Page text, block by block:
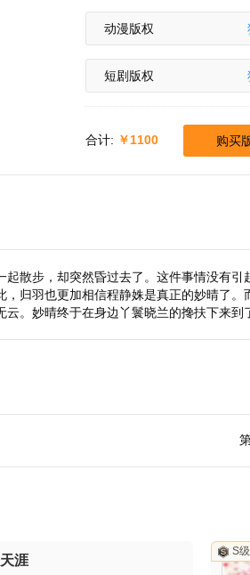
动漫版权
短剧版权
合计: 1100 购买
起散步，却突然昏过去了。这件事情没有
，归羽也更加相信程静姝是真正的妙晴了
云。妙晴终于在身边丫鬟晓兰的搀扶下来
涯
S级